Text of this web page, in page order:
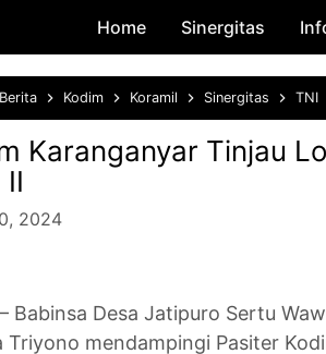
Skip
Home Sinergitas
Berita Kodim Koramil Sinergitas TNI
Karanganyar Tinjau
2024
Babinsa Desa Jatipuro Sertu
Triyono mendampingi Pasiter